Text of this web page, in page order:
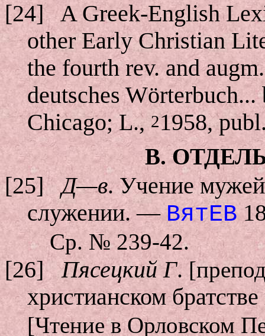
[24]
A Greek-English
other Early Christian
the fourth rev. and
deutsches
Chicago; L., 21958,
В.
[25] Д—в. Учение
служении. —ВятЕВ
Ср. № 239-42.
[26] Пясецкий Г.
христианском
[Чтение в Орловском